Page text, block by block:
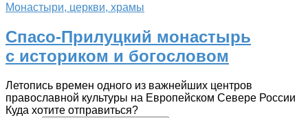
Монастыри, церкви, храмы
Спасо-Прилуцкий монастырь
с историком и богословом
Летопись времен одного из важнейших центров
православной культуры на Европейском Севере России
Куда хотите отправиться?